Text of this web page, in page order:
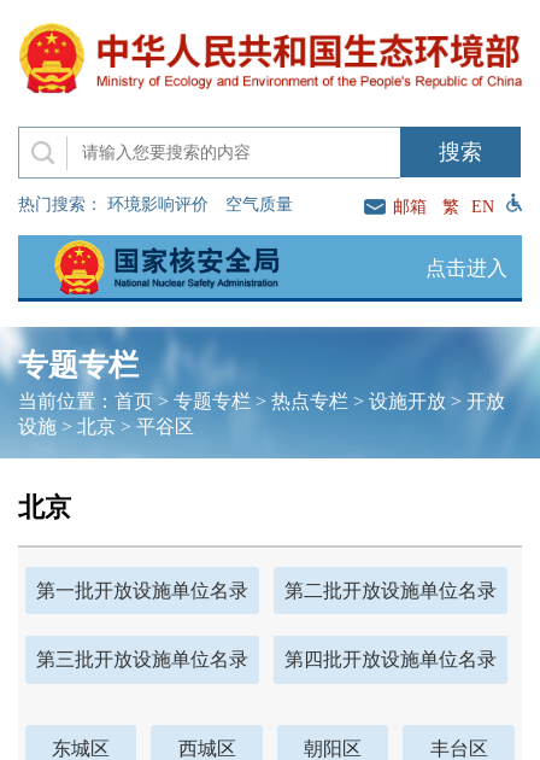
热门搜索： 环境影响评价 空气质量 邮箱 繁 EN
点击进入
专题专栏
当前位置： 首页> 专题专栏> 热点专栏 > 设施开放> 开放
设施> 北京> 平谷区
北京
第一批开放设施单位名录 第二批开放设施单位名录
第三批开放设施单位名录 第四批开放设施单位名录
东城区 西城区 朝阳区 丰台区